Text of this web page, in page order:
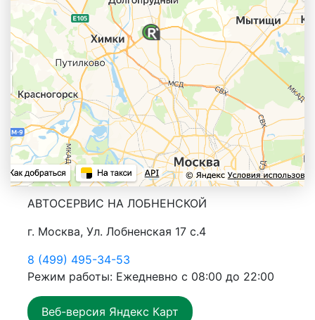
АВТОСЕРВИС НА ЛОБНЕНСКОЙ
г. Москва, Ул. Лобненская 17 с.4
8 (499) 495-34-53
Режим работы: Ежедневно с 08:00 до 22:00
Веб-версия Яндекс Карт